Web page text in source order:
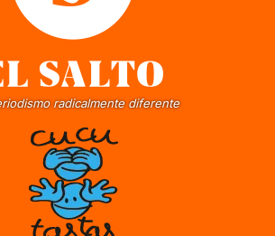
radicalmente diferente